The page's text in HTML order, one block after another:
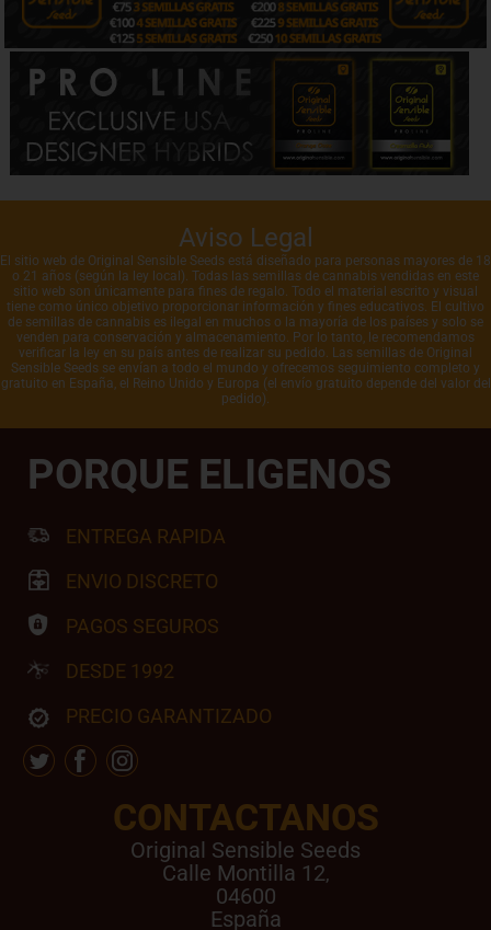
Aviso Legal
El sitio web de Original Sensible Seeds está diseñado para personas mayores de 18
o 21 años (según la ley local). Todas las semillas de cannabis vendidas en este
sitio web son únicamente para fines de regalo. Todo el material escrito y visual
tiene como único objetivo proporcionar información y fines educativos. El cultivo
de semillas de cannabis es ilegal en muchos o la mayoría de los países y solo se
venden para conservación y almacenamiento. Por lo tanto, le recomendamos
verificar la ley en su país antes de realizar su pedido. Las semillas de Original
Sensible Seeds se envían a todo el mundo y ofrecemos seguimiento completo y
gratuito en España, el Reino Unido y Europa (el envío gratuito depende del valor del
pedido).
CONTACTANOS
Original Sensible Seeds
Calle Montilla 12,
04600
España
PORQUE ELIGENOS
ENTREGA RAPIDA
ENVIO DISCRETO
PAGOS SEGUROS
DESDE 1992
PRECIO GARANTIZADO